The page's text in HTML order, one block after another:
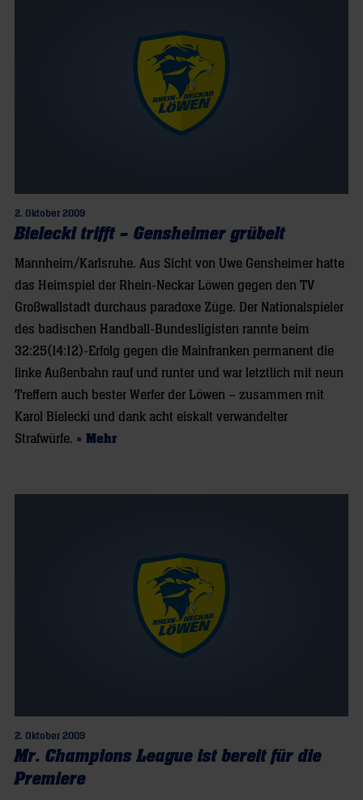
2. Oktober 2009
Bielecki trifft – Gensheimer grübelt
Mannheim/Karlsruhe. Aus Sicht von Uwe Gensheimer hatte
das Heimspiel der Rhein-Neckar Löwen gegen den TV
Großwallstadt durchaus paradoxe Züge. Der Nationalspieler
des badischen Handball-Bundesligisten rannte beim
32:25(14:12)-Erfolg gegen die Mainfranken permanent die
linke Außenbahn rauf und runter und war letztlich mit neun
Treffern auch bester Werfer der Löwen – zusammen mit
Karol Bielecki und dank acht eiskalt verwandelter
Strafwürfe. » Mehr
2. Oktober 2009
Mr. Champions League ist bereit für die
Premiere